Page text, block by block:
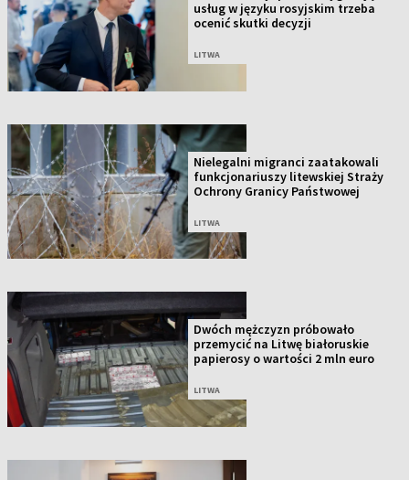
usług w języku rosyjskim trzeba
ocenić skutki decyzji
LITWA
Nielegalni migranci zaatakowali
funkcjonariuszy litewskiej Straży
Ochrony Granicy Państwowej
LITWA
Dwóch mężczyzn próbowało
przemycić na Litwę białoruskie
papierosy o wartości 2 mln euro
LITWA